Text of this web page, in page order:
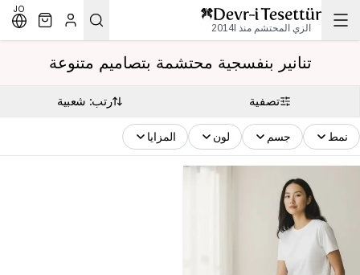
الزي المحتشم منذ 2014l
JO
تنانير بنفسجية محتشمة بتصاميم متنوعة
تصفية رتب: شعبية
نمط جسم لون المزايا